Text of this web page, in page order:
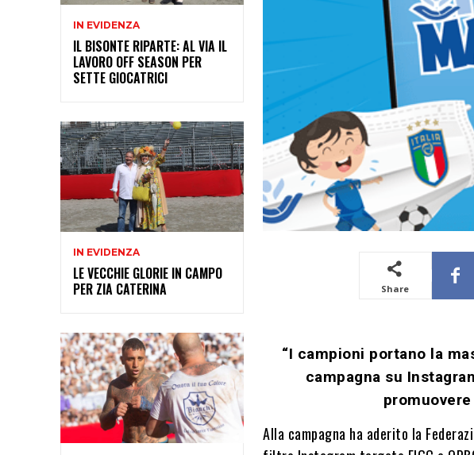
IN EVIDENZA
IL BISONTE RIPARTE: AL VIA IL
LAVORO OFF SEASON PER
SETTE GIOCATRICI
IN EVIDENZA
LE VECCHIE GLORIE IN CAMPO
PER ZIA CATERINA
Share
“I campioni portano la
campagna su
Alla campagna ha aderito la